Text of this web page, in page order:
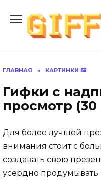
содержанию
ГЛАВНАЯ » КАРТИНКИ 🖼
Гифки с
просмотр (30
Для более лучшей
внимания стоит с
создавать свою
усердно продумывать